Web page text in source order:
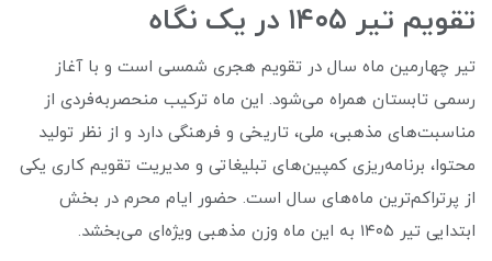
تقویم تیر ۱۴۰۵ در یک نگاه
تیر چهارمین ماه سال در تقویم هجری شمسی است و با آغاز
رسمی تابستان همراه می‌شود. این ماه ترکیب منحصربه‌فردی از
مناسبت‌های مذهبی، ملی، تاریخی و فرهنگی دارد و از نظر تولید
محتوا، برنامه‌ریزی کمپین‌های تبلیغاتی و مدیریت تقویم کاری یکی
از پرتراکم‌ترین ماه‌های سال است. حضور ایام محرم در بخش
ابتدایی تیر ۱۴۰۵ به این ماه وزن مذهبی ویژه‌ای می‌بخشد.